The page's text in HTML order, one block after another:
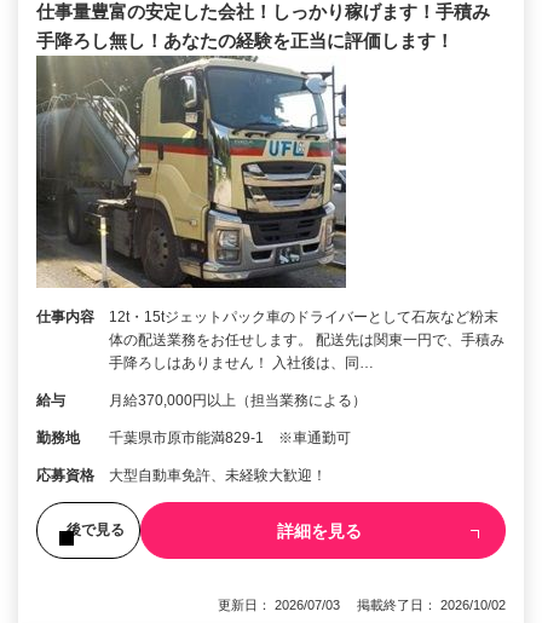
仕事量豊富の安定した会社！しっかり稼げます！手積み
手降ろし無し！あなたの経験を正当に評価します！
仕事内容
12t・15tジェットパック車のドライバーとして石灰など粉末
体の配送業務をお任せします。 配送先は関東一円で、手積み
手降ろしはありません！ 入社後は、同…
給与 月給370,000円以上（担当業務による）
勤務地 千葉県市原市能満829-1 ※車通勤可
応募資格 大型自動車免許、未経験大歓迎！
後で見る 詳細を見る
更新日： 2026/07/03 掲載終了日： 2026/10/02